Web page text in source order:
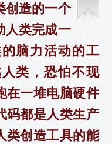
创造的一个
人类完成一
脑力活动的工
类，恐怕不现
在一堆电脑硬件
码都是人类生产
类创造工具的能